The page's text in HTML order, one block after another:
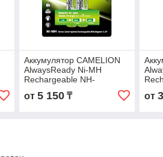
Аккумулятор CAMELION
AlwaysReady Ni-MH
Rechargeable NH-
AA2700ARBP2 2 шт. в
блистере
от 5 150₸ от